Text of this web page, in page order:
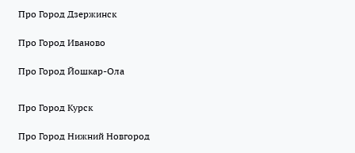
Про Город Дзержинск
Про Город Иваново
Про Город Йошкар-Ола
Про Город Курск
Про Город Нижний Новгород